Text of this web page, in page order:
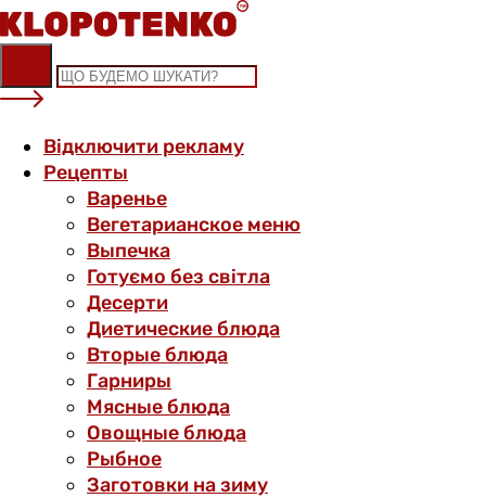
Skip
to
content
Відключити рекламу
Рецепты
Варенье
Вегетарианское меню
Выпечка
Готуємо без світла
Десерти
Диетические блюда
Вторые блюда
Гарниры
Мясные блюда
Овощные блюда
Рыбное
Заготовки на зиму